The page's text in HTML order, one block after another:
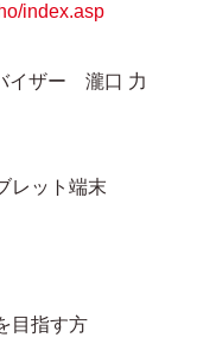
index.asp
イザー 瀧口 力
レット端末
目指す方